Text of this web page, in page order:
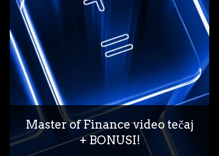
Master of Finance video tečaj
+ BONUSI!